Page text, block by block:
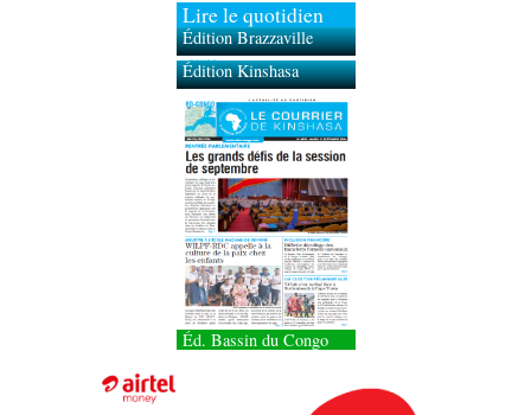
Lire le quotidien
Édition Brazzaville
Édition Kinshasa
Éd. Bassin du Congo